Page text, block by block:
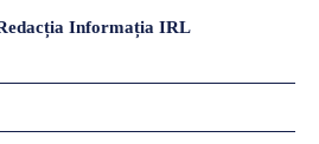
Informația IRL